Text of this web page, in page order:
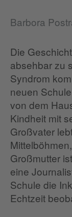
Barbora
Die
absehbar zu
Syndrom
neuen
von dem
Kindheit mit
Großvater
Großmutter
eine
Schule die
Echtzeit